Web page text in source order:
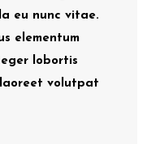
eu nunc vitae.
elementum
lobortis
volutpat